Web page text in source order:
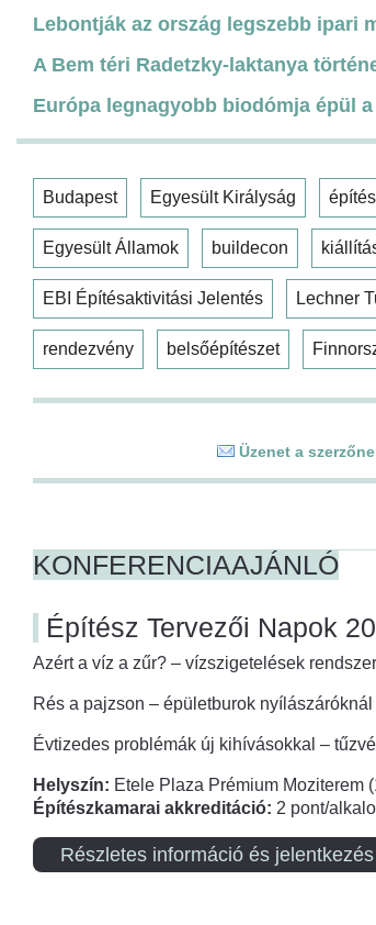
Lebontják az ország legszebb ipari
A Bem téri Radetzky-laktanya
Európa legnagyobb biodómja épül
Budapest Egyesült Királyság
Egyesült Államok buildecon
EBI Építésaktivitási Jelentés Lechner
rendezvény belsőépítészet
Üzenet a
KONFERENCIAAJÁNLÓ
Építész Tervezői Napok
Azért a víz a zűr? – vízszigetelések
Rés a pajzson – épületburok
Évtizedes problémák új kihívásokkal –
Helyszín: Etele Plaza Prémium Moziterem
Építészkamarai akkreditáció: 2 pont/
Részletes információ és jelentkezés